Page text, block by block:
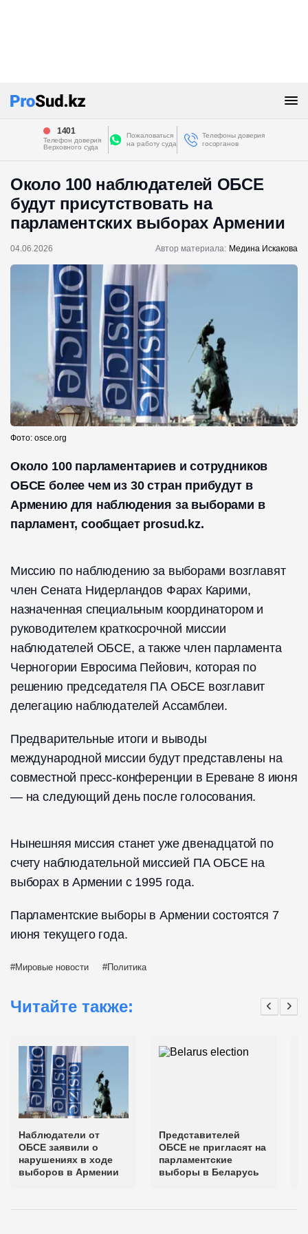
1401
Телефон доверия
Верховного суда
Пожаловаться
на работу суда
Телефоны доверия
госорганов
Около 100 наблюдателей ОБСЕ
будут присутствовать на
парламентских выборах Армении
04.06.2026 Автор материала: Медина Искакова
Фото: osce.org
Около 100 парламентариев и сотрудников
ОБСЕ более чем из 30 стран прибудут в
Армению для наблюдения за выборами в
парламент, сообщает prosud.kz.
Миссию по наблюдению за выборами возглавят
член Сената Нидерландов Фарах Карими,
назначенная специальным координатором и
руководителем краткосрочной миссии
наблюдателей ОБСЕ, а также член парламента
Черногории Евросима Пейович, которая по
решению председателя ПА ОБСЕ возглавит
делегацию наблюдателей Ассамблеи.
Предварительные итоги и выводы
международной миссии будут представлены на
совместной пресс-конференции в Ереване 8 июня
— на следующий день после голосования.
Нынешняя миссия станет уже двенадцатой по
счету наблюдательной миссией ПА ОБСЕ на
выборах в Армении с 1995 года.
Парламентские выборы в Армении состоятся 7
июня текущего года.
Мировые новости Политика
Читайте также:
Наблюдатели от
ОБСЕ заявили о
нарушениях в ходе
выборов в Армении
Представителей
ОБСЕ не пригласят на
парламентские
выборы в Беларусь